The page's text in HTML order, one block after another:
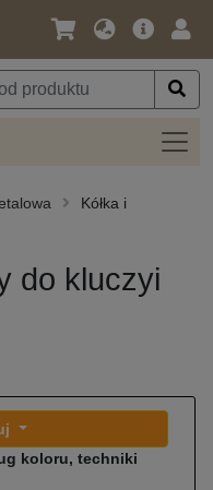
Język
Waluta
Oferta
Kółka i
do kluczyi
koloru, techniki